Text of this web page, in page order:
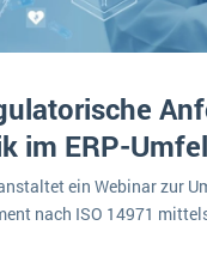
im ERP-
ein Webinar zur
nach ISO 14971 mittels